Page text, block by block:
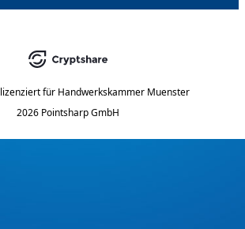
lizenziert für Handwerkskammer Muenster
2026 Pointsharp GmbH